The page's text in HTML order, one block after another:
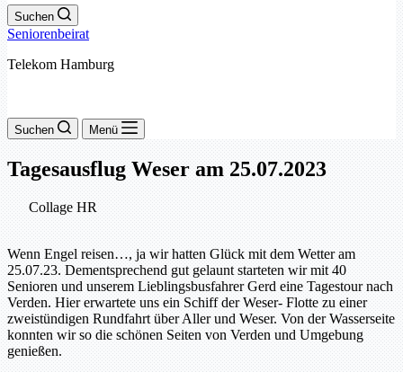
Suchen
Seniorenbeirat
Telekom Hamburg
Suchen Menü
Tagesausflug Weser am 25.07.2023
Collage HR
Wenn Engel reisen…, ja wir hatten Glück mit dem Wetter am
25.07.23. Dementsprechend gut gelaunt starteten wir mit 40
Senioren und unserem Lieblingsbusfahrer Gerd eine Tagestour nach
Verden. Hier erwartete uns ein Schiff der Weser- Flotte zu einer
zweistündigen Rundfahrt über Aller und Weser. Von der Wasserseite
konnten wir so die schönen Seiten von Verden und Umgebung
genießen.